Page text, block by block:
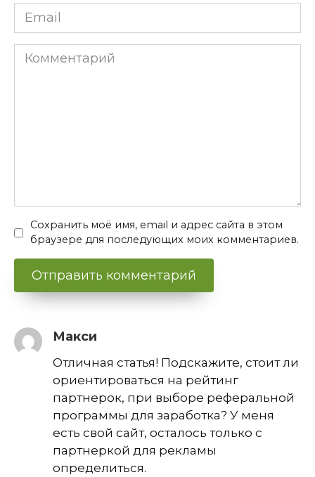
Email
*
Комментарий
Сохранить моё имя, email и адрес сайта в этом
браузере для последующих моих комментариев.
Макси
Отличная статья! Подскажите, стоит ли
ориентироваться на рейтинг
партнерок, при выборе реферальной
программы для заработка? У меня
есть свой сайт, осталось только с
партнеркой для рекламы
определиться.